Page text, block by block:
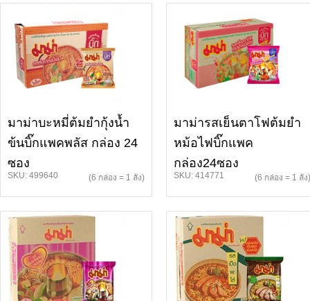
มาม่าบะหมี่ต้มยำกุ้งน้ำ
ข้นบิ๊กแพคพลัส กล่อง 24
ซอง
SKU: 499640 (6 กล่อง = 1 ลัง)
มาม่ารสเย็นตาโฟต้มยำ
หม้อไฟบิ๊กแพค
กล่อง24ซอง
SKU: 414771 (6 กล่อง = 1 ลัง)